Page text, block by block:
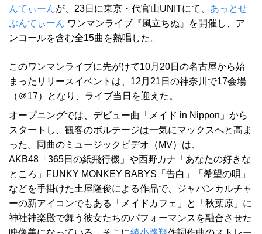
んてぃーんが、23日に東京・代官山UNITにて、 あっとせ
ぶんてぃーん ワンマンライブ『風立ちぬ』を開催し、ア
ンコールを含む全15曲を熱唱した。
このワンマンライブに先がけて10月20日の名古屋から始
まったリリースイベントは、12月21日の神奈川で17会場
（＠17）となり、ライブ当日を迎えた。
オープニングでは、デビュー曲「メイド in Nippon」から
スタートし、観客のボルテージは一気にマックスへと高ま
った。同曲のミュージックビデオ（MV）は、
AKB48「365日の紙飛行機」や西野カナ「あなたの好きな
ところ」FUNKY MONKEY BABYS「告白」「希望の唄」
などを手掛けた土屋隆俊による作品で、ジャパンカルチャ
ーの新アイコンでもある「メイドカフェ」と「秋葉原」に
神社神楽殿で舞う彼女たちのパフォーマンスを融合させた